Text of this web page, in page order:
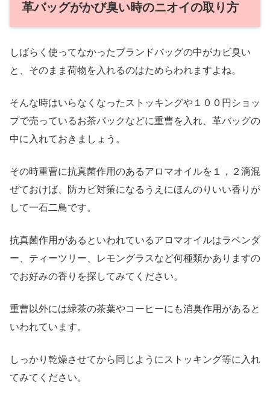
革バッグがかび臭い時のニオイの取り方
しばらく使ってなかったブランドバッグの中がカビ臭い
と、そのまま荷物を入れるのはためらわれますよね。
そんな時はいらなくなったストッキングや１００円ショッ
プで売っているお茶パックなどに重曹を入れ、革バッグの
中に入れておきましょう。
その時重曹に抗真菌作用のあるアロマオイルを１，２滴混
ぜておけば、防カビ対策になるうえにほんのりいい香りが
して一石二鳥です。
抗真菌作用があるといわれているアロマオイルはラベンダ
ー、ティーツリー、レモングラスなど何種類かありますの
でお好みの香りを探してみてください。
重曹以外には緑茶の茶葉やコーヒーにも消臭作用があると
いわれています。
しっかり乾燥させてから同じようにストッキング等に入れ
てみてください。